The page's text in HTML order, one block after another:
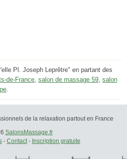
Pl. Joseph Leprêtre" en partant des
de-France, salon de massage 59, salon
.
de la relaxation partout en France
SalonsMassage.fr
- Contact- Inscription gratuite